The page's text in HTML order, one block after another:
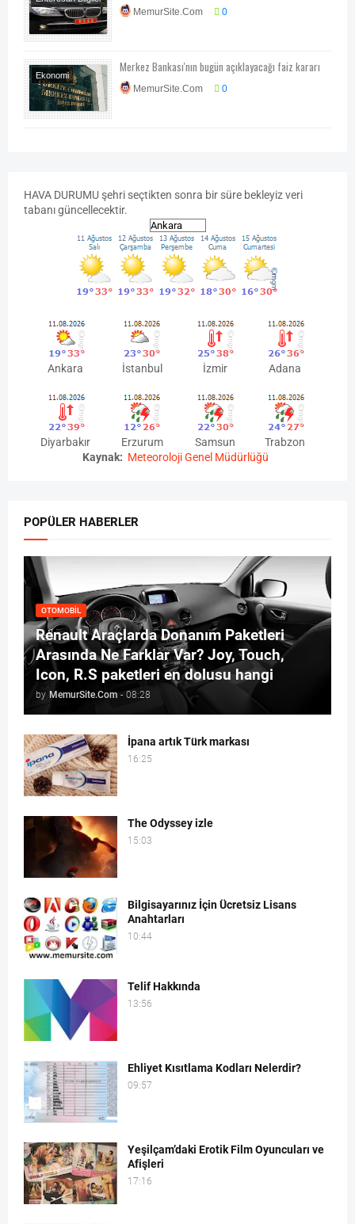
Her Telden
Otomobil
MemurSite.Com 0
Ekonomi
Ekonomi-Piyasa-
Kampanya
Merkez Bankası'nın bugün açıklayacağı faiz kararı
MemurSite.Com 0
HAVA DURUMU şehri seçtikten sonra bir süre bekleyiz veri
tabanı güncellecektir.
Ankara İstanbul İzmir Adana
Diyarbakır Erzurum Samsun
Trabzon
Kaynak: Meteoroloji Genel Müdürlüğü
POPÜLER HABERLER
OTOMOBIL
Renault Araçlarda Donanım Paketleri
Arasında Ne Farklar Var? Joy, Touch,
Icon, R.S paketleri en dolusu hangi
by MemurSite.Com - 08:28
İpana artık Türk markası
16:25
The Odyssey izle
15:03
Bilgisayarınız İçin Ücretsiz Lisans
Anahtarları
10:44
Telif Hakkında
13:56
Ehliyet Kısıtlama Kodları Nelerdir?
09:57
Yeşilçam’daki Erotik Film Oyuncuları ve
Afişleri
17:16